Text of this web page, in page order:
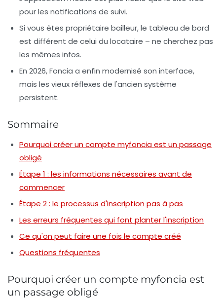
pour les notifications de suivi.
Si vous êtes propriétaire bailleur, le tableau de bord
est différent de celui du locataire – ne cherchez pas
les mêmes infos.
En 2026, Foncia a enfin modernisé son interface,
mais les vieux réflexes de l'ancien système
persistent.
Sommaire
Pourquoi créer un compte myfoncia est un passage
obligé
Étape 1 : les informations nécessaires avant de
commencer
Étape 2 : le processus d'inscription pas à pas
Les erreurs fréquentes qui font planter l'inscription
Ce qu'on peut faire une fois le compte créé
Questions fréquentes
Pourquoi créer un compte myfoncia est
un passage obligé